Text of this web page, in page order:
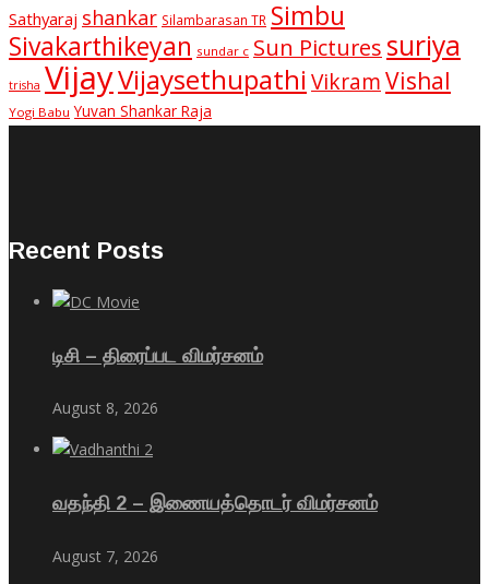
Sathyaraj shankar Silambarasan TR Simbu
Sivakarthikeyan sundar c Sun Pictures suriya
trisha VijayVijaysethupathi VikramVishal
Yogi Babu Yuvan Shankar Raja
Recent Posts
டிசி – திரைப்பட விமர்சனம்
August 8, 2026
வதந்தி 2 – இணையத்தொடர் விமர்சனம்
August 7, 2026